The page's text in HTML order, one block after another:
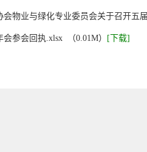
会物业与绿化专业委员会关于召开五
参会回执.xlsx （0.01M） [下载]